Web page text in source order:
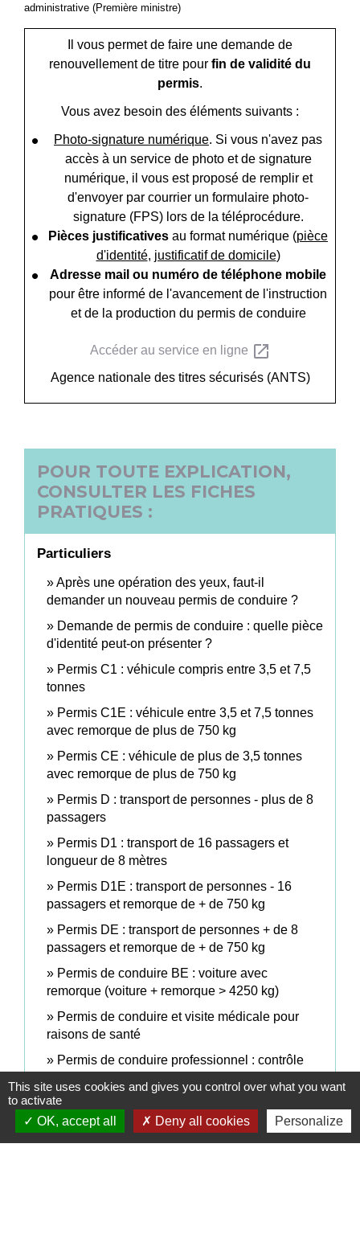
administrative (Première ministre)
Il vous permet de faire une demande de
renouvellement de titre pour fin de validité du
permis.
Vous avez besoin des éléments suivants :
Photo-signature numérique. Si vous n'avez pas
accès à un service de photo et de signature
numérique, il vous est proposé de remplir et
d'envoyer par courrier un formulaire photo-
signature (FPS) lors de la téléprocédure.
Pièces justificatives au format numérique (pièce
d'identité, justificatif de domicile)
Adresse mail ou numéro de téléphone mobile
pour être informé de l'avancement de l'instruction
et de la production du permis de conduire
Accéder au service en ligne open_in_new
Agence nationale des titres sécurisés (ANTS)
POUR TOUTE EXPLICATION,
CONSULTER LES FICHES
PRATIQUES :
Particuliers
Après une opération des yeux, faut-il
demander un nouveau permis de conduire ?
Demande de permis de conduire : quelle pièce
d'identité peut-on présenter ?
Permis C1 : véhicule compris entre 3,5 et 7,5
tonnes
Permis C1E : véhicule entre 3,5 et 7,5 tonnes
avec remorque de plus de 750 kg
Permis CE : véhicule de plus de 3,5 tonnes
avec remorque de plus de 750 kg
Permis D : transport de personnes - plus de 8
passagers
Permis D1 : transport de 16 passagers et
longueur de 8 mètres
Permis D1E : transport de personnes - 16
passagers et remorque de + de 750 kg
Permis DE : transport de personnes + de 8
passagers et remorque de + de 750 kg
Permis de conduire BE : voiture avec
remorque (voiture + remorque > 4250 kg)
Permis de conduire et visite médicale pour
raisons de santé
Permis de conduire professionnel : contrôle
Permis poids lourd de catégorie C : plus de
3,5 tonnes
This site uses cookies and gives you control over what you want
to activate
OK, accept all
Deny all cookies Personalize